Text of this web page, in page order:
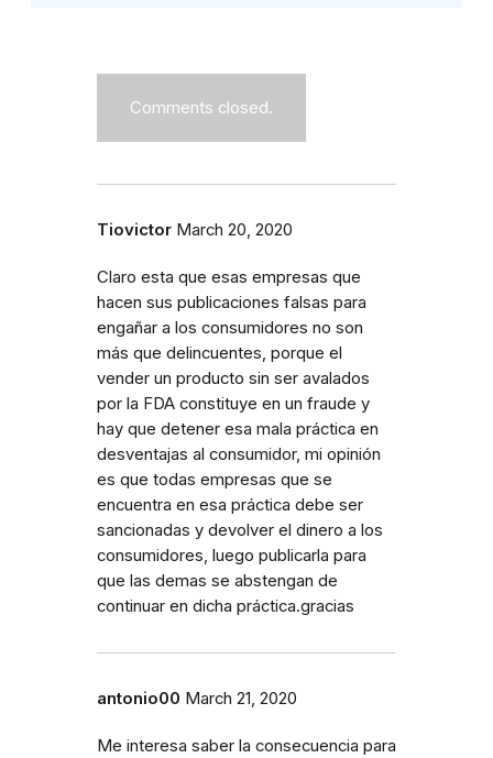
Comments closed.
Tiovictor March 20, 2020
Claro esta que esas empresas que
hacen sus publicaciones falsas para
engañar a los consumidores no son
más que delincuentes, porque el
vender un producto sin ser avalados
por la FDA constituye en un fraude y
hay que detener esa mala práctica en
desventajas al consumidor, mi opinión
es que todas empresas que se
encuentra en esa práctica debe ser
sancionadas y devolver el dinero a los
consumidores, luego publicarla para
que las demas se abstengan de
continuar en dicha práctica.gracias
antonio00 March 21, 2020
Me interesa saber la consecuencia para